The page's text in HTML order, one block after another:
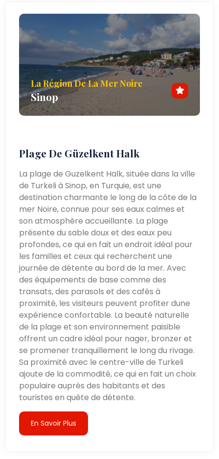
La Région De La Mer Noire
Sinop
Plage De Güzelkent Halk
La plage de Guzelkent Halk, située dans la ville
de Turkeli à Sinop, en Turquie, est une
destination charmante le long de la côte de la
mer Noire, connue pour ses eaux calmes et
son atmosphère accueillante. La plage
présente du sable doux et des eaux peu
profondes, ce qui en fait un endroit idéal pour
les familles et ceux qui recherchent une
journée de détente au bord de la mer. Avec
des équipements de base comme des
transats, des parasols et des cafés à
proximité, les visiteurs peuvent profiter dune
expérience confortable. La beauté naturelle
de la plage et son environnement paisible
offrent un cadre idéal pour nager, bronzer et
se promener tranquillement le long du rivage.
Sa proximité avec le centre-ville de Turkeli
ajoute de la commodité, ce qui en fait un choix
populaire auprès des habitants et des
touristes en quête de détente.
En Savoir Plus